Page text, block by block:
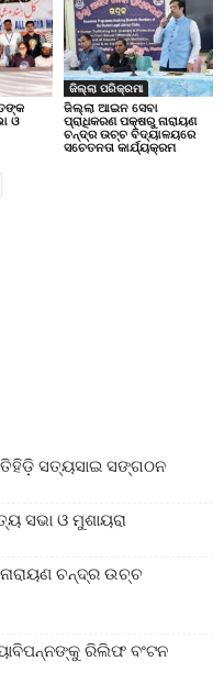
ଓ
ଜିଲ୍ଲା ପରିକ୍ରମା
ଜିଲ୍ଲା ଆଇନ ସେବା
ପ୍ରାଧିକରଣ ପକ୍ଷରୁ ନାରାୟଣ
ଚନ୍ଦ୍ର ଉଚ୍ଚ ବିଦ୍ୟାଳୟରେ
ସଚେତନତା କାର୍ଯ୍ୟକ୍ରମ
ତିହିଡି଼ ସତ୍ୟସାଇ ସଙ୍ଗଠନ
ସଭା ଓ ମୁଶାୟରା
ଚନ୍ଦ୍ର ଉଚ୍ଚ
ରିଲିଫ ବଂଟନ